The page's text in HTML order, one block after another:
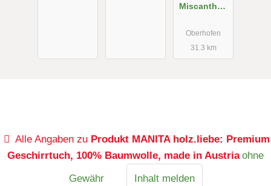
Miscanthus
Oberhofen
31.3 km
Alle Angaben zu Produkt MANITA holz.liebe: Premium
Geschirrtuch, 100% Baumwolle, made in Austria ohne
Gewähr
Inhalt melden